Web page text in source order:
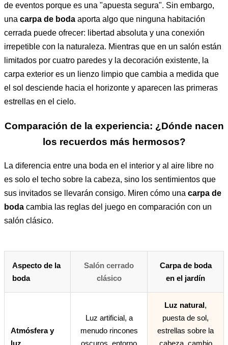
de eventos porque es una "apuesta segura". Sin embargo,
una carpa de boda aporta algo que ninguna habitación
cerrada puede ofrecer: libertad absoluta y una conexión
irrepetible con la naturaleza. Mientras que en un salón están
limitados por cuatro paredes y la decoración existente, la
carpa exterior es un lienzo limpio que cambia a medida que
el sol desciende hacia el horizonte y aparecen las primeras
estrellas en el cielo.
Comparación de la experiencia: ¿Dónde nacen
los recuerdos más hermosos?
La diferencia entre una boda en el interior y al aire libre no
es solo el techo sobre la cabeza, sino los sentimientos que
sus invitados se llevarán consigo. Miren cómo una carpa de
boda cambia las reglas del juego en comparación con un
salón clásico.
Aspecto de la
boda
Salón cerrado
clásico
Carpa de boda
en el jardín
Atmósfera y
Luz artificial, a
menudo rincones
Luz natural,
puesta de sol,
estrellas sobre la